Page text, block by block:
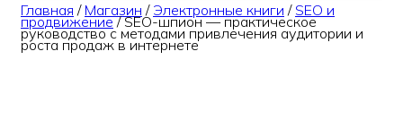
Главная / Магазин / Электронные книги / SEO и
продвижение/SEO-шпион — практическое
руководство с методами привлечения аудитории и
роста продаж в интернете